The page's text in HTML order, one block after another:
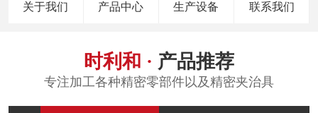
关于我们 产品中心 生产设备 联系我们
时利和 · 产品推荐
专注加工各种精密零部件以及精密夹治具